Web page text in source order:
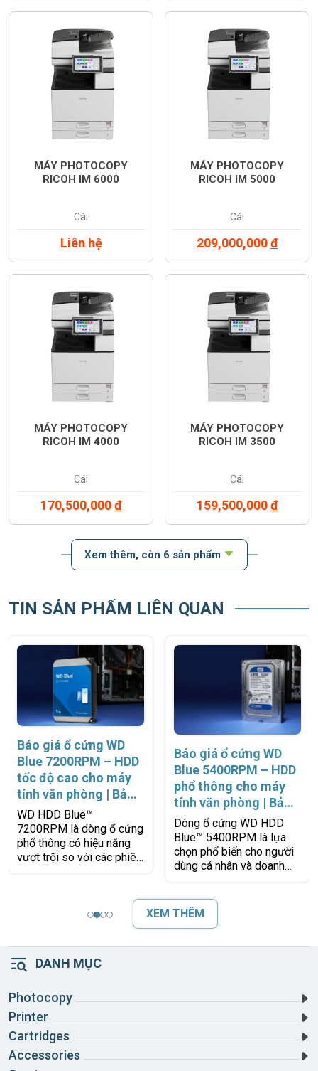
DANH MỤC
Photocopy
Printer
Cartridges
Accessories
MÁY PHOTOCOPY
RICOH IM 6000
Cái
Liên hệ
MÁY PHOTOCOPY
RICOH IM 5000
Cái
209,000,000đ
MÁY PHOTOCOPY
RICOH IM 4000
Cái
170,500,000đ
MÁY PHOTOCOPY
RICOH IM 3500
Cái
159,500,000đ
Xem thêm, còn 6 sản phẩm
TIN SẢN PHẨM LIÊN QUAN
Báo giá ổ cứng WD
Blue 7200RPM – HDD
tốc độ cao cho máy
tính văn phòng | Bảo
hành 2 năm 1 đổi 1 |
Chính hãng Western
Digital
WD HDD Blue™
7200RPM là dòng ổ cứng
phổ thông có hiệu năng
vượt trội so với các phiên
Báo giá ổ cứng WD
Blue 5400RPM – HDD
phổ thông cho máy
tính văn phòng | Bảo
hành 2 năm 1 đổi 1 |
Chính hãng Western
Digital
Dòng ổ cứng WD HDD
Blue™ 5400RPM là lựa
chọn phổ biến cho người
dùng cá nhân và doanh
tiết kiệm
XEM THÊM